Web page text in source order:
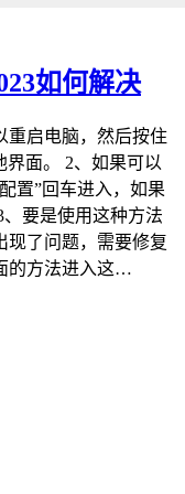
如何解决
重启电脑，然后按住
界面。 2、如果可以
置”回车进入，如果
要是使用这种方法
现了问题，需要修复
的方法进入这…